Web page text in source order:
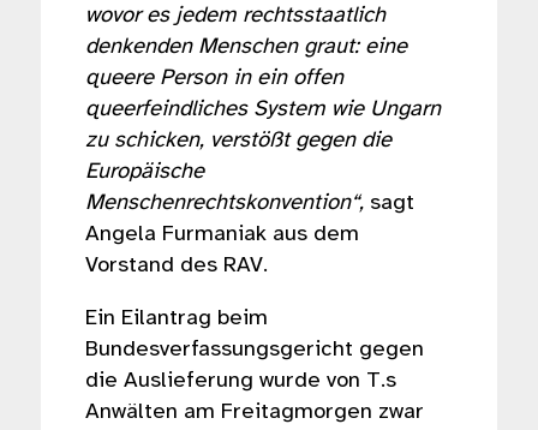
wovor es jedem rechtsstaatlich
denkenden Menschen graut: eine
queere Person in ein offen
queerfeindliches System wie Ungarn
zu schicken, verstößt gegen die
Europäische
Menschenrechtskonvention“, sagt
Angela Furmaniak aus dem
Vorstand des RAV.
Ein Eilantrag beim
Bundesverfassungsgericht gegen
die Auslieferung wurde von T.s
Anwälten am Freitagmorgen zwar